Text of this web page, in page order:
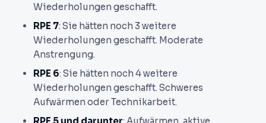
Wiederholungen geschafft.
RPE 7: Sie hätten noch 3 weitere
Wiederholungen geschafft. Moderate
Anstrengung.
RPE 6: Sie hätten noch 4 weitere
Wiederholungen geschafft. Schweres
Aufwärmen oder Technikarbeit.
RPE 5 und darunter: Aufwärmen, aktive